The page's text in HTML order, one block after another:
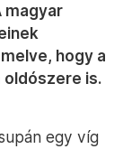
magyar
hogy a
oldószere is.
egy víg